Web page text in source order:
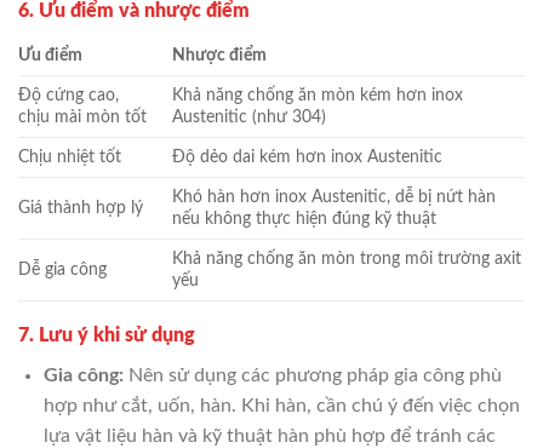
6. Ưu điểm và nhược điểm
Ưu điểm Nhược điểm
Độ cứng cao,
chịu mài mòn tốt
Khả năng chống ăn mòn kém hơn inox
Austenitic (như 304)
Chịu nhiệt tốt Độ dẻo dai kém hơn inox Austenitic
Giá thành hợp lý
Khó hàn hơn inox Austenitic, dễ bị nứt hàn
nếu không thực hiện đúng kỹ thuật
Dễ gia công
Khả năng chống ăn mòn trong môi trường axit
yếu
7. Lưu ý khi sử dụng
Gia công: Nên sử dụng các phương pháp gia công phù
hợp như cắt, uốn, hàn. Khi hàn, cần chú ý đến việc chọn
lựa vật liệu hàn và kỹ thuật hàn phù hợp để tránh các